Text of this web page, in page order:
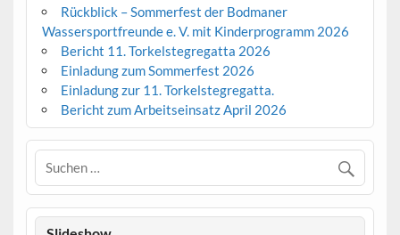
Rückblick – Sommerfest der Bodmaner
Wassersportfreunde e. V. mit Kinderprogramm 2026
Bericht 11. Torkelstegregatta 2026
Einladung zum Sommerfest 2026
Einladung zur 11. Torkelstegregatta.
Bericht zum Arbeitseinsatz April 2026